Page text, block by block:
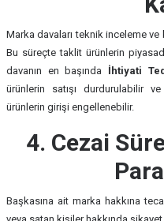
Marka davaları teknik inceleme
Bu süreçte taklit ürünlerin
davanın en başında İhtiyati
ürünlerin satışı durdurulabilir
ürünlerin girişi engellenebilir.
4. Cezai
Başkasına ait marka hakkına